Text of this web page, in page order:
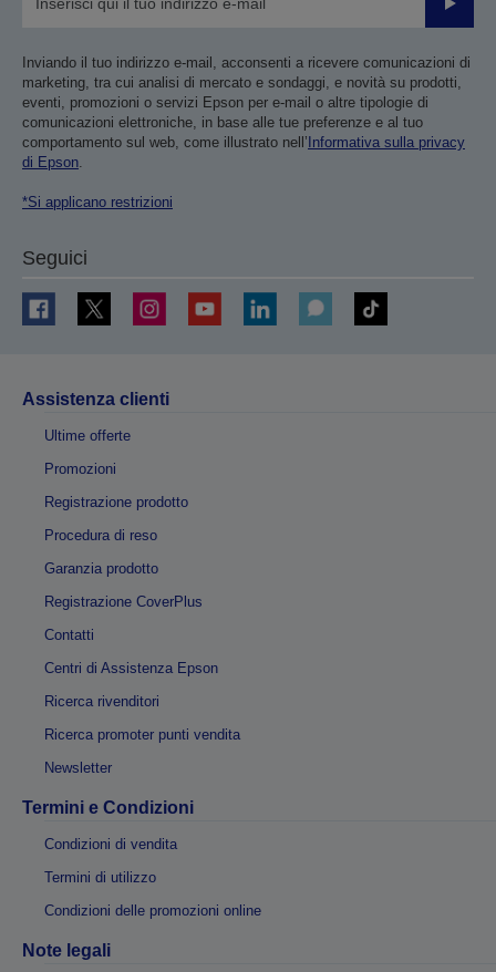
Invia
Inviando il tuo indirizzo e-mail, acconsenti a ricevere comunicazioni di
marketing, tra cui analisi di mercato e sondaggi, e novità su prodotti,
eventi, promozioni o servizi Epson per e-mail o altre tipologie di
comunicazioni elettroniche, in base alle tue preferenze e al tuo
comportamento sul web, come illustrato nell’ Informativa sulla privacy
di Epson.
*Si applicano restrizioni
Seguici
Assistenza clienti
Ultime offerte
Promozioni
Registrazione prodotto
Procedura di reso
Garanzia prodotto
Registrazione CoverPlus
Contatti
Centri di Assistenza Epson
Ricerca rivenditori
Ricerca promoter punti vendita
Newsletter
Termini e Condizioni
Condizioni di vendita
Termini di utilizzo
Condizioni delle promozioni online
Note legali